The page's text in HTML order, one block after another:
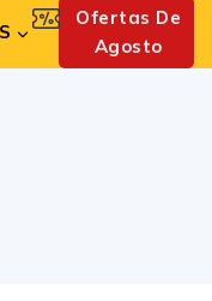
Ofertas De
Agosto